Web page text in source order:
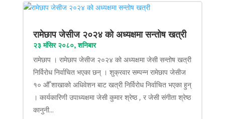
रामेछाप जेसीज २०२४ को अध्यक्षमा सन्तोष खत्री
२३ मंसिर २०८०, शनिबार
रामेछाप । रामेछाप जेसीज २०२४ को अध्यक्षमा जेसी सन्तोष खत्री
निर्विरोध निर्वाचित भएका छन् । शुक्रवार सम्पन्न रामेछाप जेसीज
१० औँ शाखाको अधिवेशन बाट खत्री निर्विरोध निर्वाचित भएका हुन्
। कार्यकारिणी उपाध्यक्षमा जेसी कुमार श्रेष्ठ , र जेसी संगीता श्रेष्ठ
कानुनी...